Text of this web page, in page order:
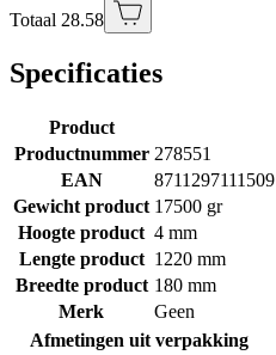
Totaal 28.58
Specificaties
Product
Productnummer 278551
EAN
8711297111509
Gewicht product 17500 gr
Hoogte product 4 mm
Lengte product 1220 mm
Breedte product 180 mm
Merk
Geen
Afmetingen uit verpakking